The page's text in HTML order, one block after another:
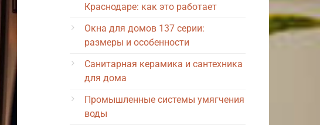
Краснодаре: как это работает
Окна для домов 137 серии:
размеры и особенности
Санитарная керамика и сантехника
для дома
Промышленные системы умягчения
воды